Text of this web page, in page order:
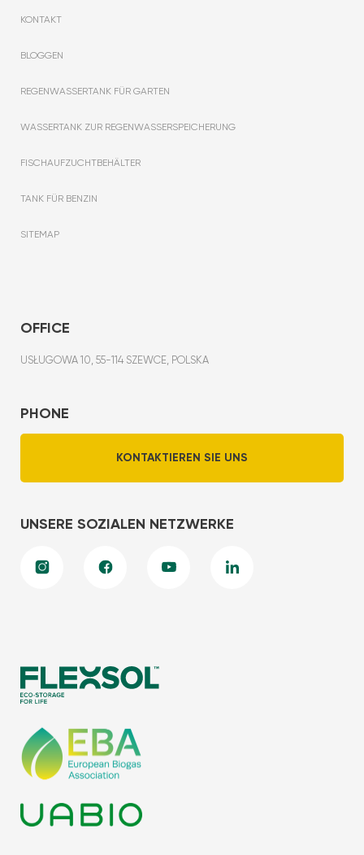
KONTAKT
BLOGGEN
REGENWASSERTANK FÜR GARTEN
WASSERTANK ZUR REGENWASSERSPEICHERUNG
FISCHAUFZUCHTBEHÄLTER
TANK FÜR BENZIN
SITEMAP
OFFICE
USŁUGOWA 10, 55-114 SZEWCE, POLSKA
PHONE
KONTAKTIEREN SIE UNS
UNSERE SOZIALEN NETZWERKE